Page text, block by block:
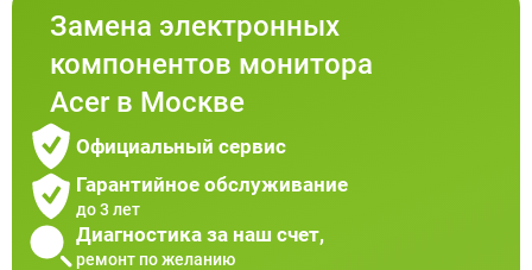
Замена электронных
компонентов монитора
Acer в Москве
Официальный сервис
Гарантийное обслуживание
до 3 лет
Диагностика за наш счет,
ремонт по желанию